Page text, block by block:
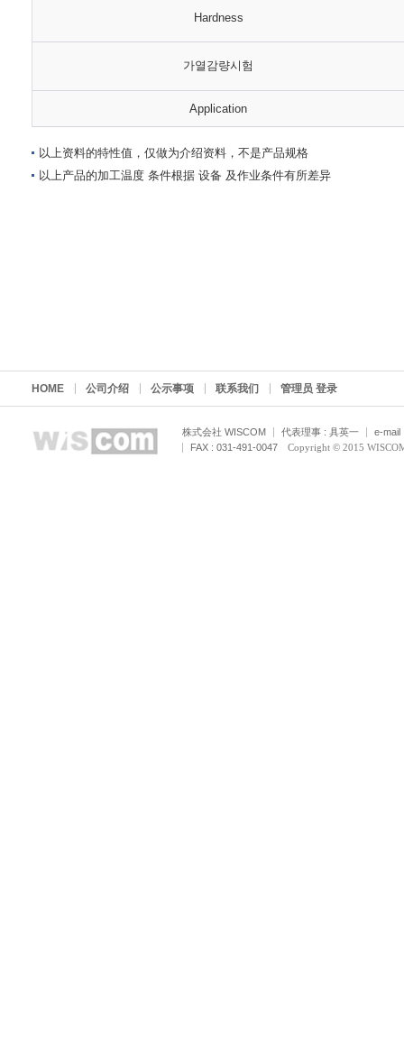
Hardness
가열감량시험
Application
以上资料的特性值，仅做为介绍资料，不是产品规格
以上产品的加工温度 条件根据 设备 及作业条件有所差异
HOME 公司介绍 公示事项 联系我们 管理员 登录
株式会社 WISCOM 代表理事 : 具英一
e-
FAX : 031-491-0047
Copyright © 2015